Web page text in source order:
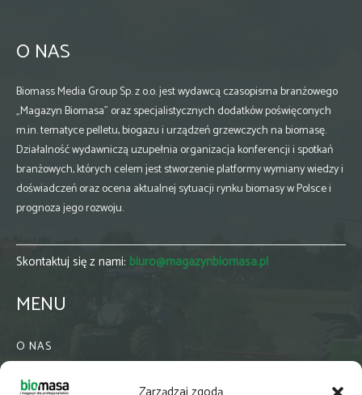
O NAS
Biomass Media Group Sp. z o.o. jest wydawcą czasopisma branżowego
„Magazyn Biomasa” oraz specjalistycznych dodatków poświęconych
m.in. tematyce pelletu, biogazu i urządzeń grzewczych na biomasę.
Działalność wydawniczą uzupełnia organizacja konferencji i spotkań
branżowych, których celem jest stworzenie platformy wymiany wiedzy i
doświadczeń oraz ocena aktualnej sytuacji rynku biomasy w Polsce i
prognoza jego rozwoju.
Skontaktuj się z nami: biuro@magazynbiomasa.pl
MENU
O NAS